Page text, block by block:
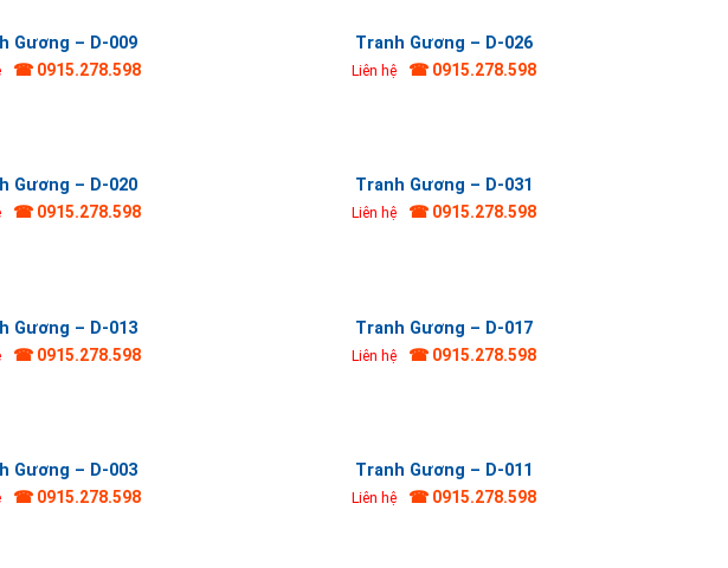
Gương – D-009
☎ 0915.278.598
Tranh Gương – D-026
Liên hệ ☎ 0915.278.598
Gương – D-020
☎ 0915.278.598
Tranh Gương – D-031
Liên hệ ☎ 0915.278.598
Gương – D-013
☎ 0915.278.598
Tranh Gương – D-017
Liên hệ ☎ 0915.278.598
Gương – D-003
☎ 0915.278.598
Tranh Gương – D-011
Liên hệ ☎ 0915.278.598